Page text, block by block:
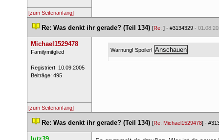
[zum Seitenanfang]
Re: Was denkt ihr gerade? (Teil 134) [Re: ] - #3134329 -
Michael1529478
​Familymitglied
Registriert: 10.09.2005
Beiträge: 495
Warnung! Spoiler!
[zum Seitenanfang]
Re: Was denkt ihr gerade? (Teil 134) [Re: Michael1529478] -